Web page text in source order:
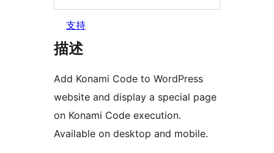
支持
描述
Add Konami Code to WordPress
website and display a special page
on Konami Code execution.
Available on desktop and mobile.